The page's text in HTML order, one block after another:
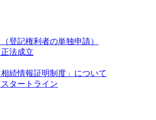
登記権利者の単独申請）
法成立
続情報証明制度」について
タートライン